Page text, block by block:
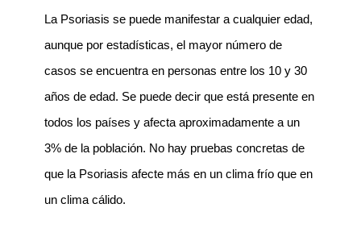
La Psoriasis se puede manifestar a cualquier edad,
aunque por estadísticas, el mayor número de
casos se encuentra en personas entre los 10 y 30
años de edad. Se puede decir que está presente en
todos los países y afecta aproximadamente a un
3% de la población. No hay pruebas concretas de
que la Psoriasis afecte más en un clima frío que en
un clima cálido.